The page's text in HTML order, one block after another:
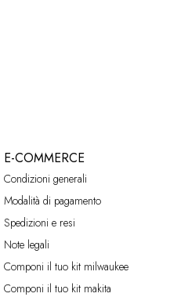
E-COMMERCE
Condizioni generali
Modalità di pagamento
Spedizioni e resi
Note legali
Componi il tuo kit milwaukee
Componi il tuo kit makita